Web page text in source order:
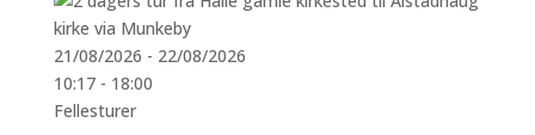
21/08/2026 - 22/08/2026
10:17 - 18:00
Fellesturer